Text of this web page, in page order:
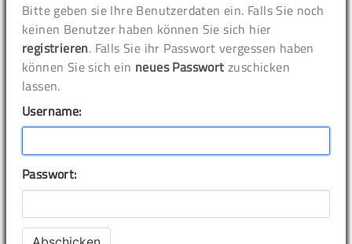
Bitte geben sie Ihre Benutzerdaten ein. Falls Sie noch
keinen Benutzer haben können Sie sich hier
registrieren. Falls Sie ihr Passwort vergessen haben
können Sie sich ein neues Passwort zuschicken
lassen.
Username:
Passwort: